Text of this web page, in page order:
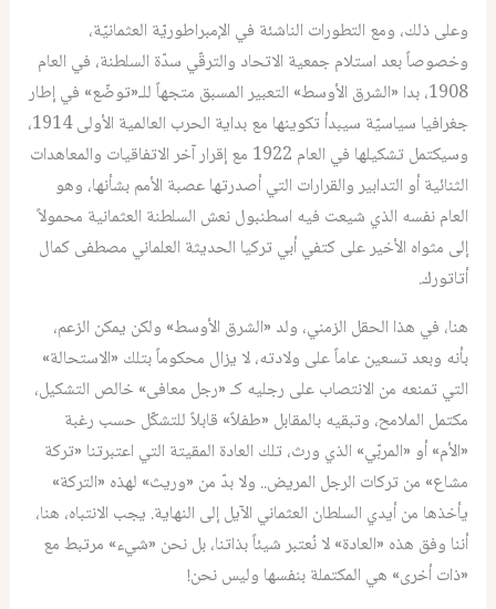
وعلى ذلك، ومع التطورات الناشئة في الإمبراطوريّة العثمانيّة،
وخصوصاً بعد استلام جمعية الاتحاد والترقّي سدّة السلطنة، في العام
1908، بدا «الشرق الأوسط» التعبير المسبق متجهاً للـ«توضّع» في إطار
جغرافيا سياسيّة سيبدأ تكوينها مع بداية الحرب العالمية الأولى 1914،
وسيكتمل تشكيلها في العام 1922 مع إقرار آخر الاتفاقيات والمعاهدات
الثنائية أو التدابير والقرارات التي أصدرتها عصبة الأمم بشأنها، وهو
العام نفسه الذي شيعت فيه اسطنبول نعش السلطنة العثمانية محمولاً
إلى مثواه الأخير على كتفي أبي تركيا الحديثة العلماني مصطفى كمال
أتاتورك.
هنا، في هذا الحقل الزمني، ولد «الشرق الأوسط» ولكن يمكن الزعم،
بأنه وبعد تسعين عاماً على ولادته، لا يزال محكوماً بتلك «الاستحالة»
التي تمنعه من الانتصاب على رجليه كـ «رجل معافى» خالص التشكيل،
مكتمل الملامح، وتبقيه بالمقابل «طفلاً» قابلاً للتشكّل حسب رغبة
«الأم» أو «المربّي» الذي ورث، تلك العادة المقيتة التي اعتبرتنا «تركة
مشاع» من تركات الرجل المريض.. ولا بدّ من «وريث» لهذه «التركة»
يأخذها من أيدي السلطان العثماني الآيل إلى النهاية. يجب الانتباه، هنا،
أننا وفق هذه «العادة» لا نُعتبر شيئاً بذاتنا، بل نحن «شيء» مرتبط مع
«ذات أخرى» هي المكتملة بنفسها وليس نحن!